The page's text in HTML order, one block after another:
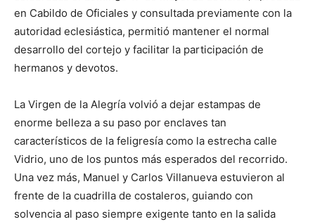
en Cabildo de Oficiales y consultada previamente con la
autoridad eclesiástica, permitió mantener el normal
desarrollo del cortejo y facilitar la participación de
hermanos y devotos.
La Virgen de la Alegría volvió a dejar estampas de
enorme belleza a su paso por enclaves tan
característicos de la feligresía como la estrecha calle
Vidrio, uno de los puntos más esperados del recorrido.
Una vez más, Manuel y Carlos Villanueva estuvieron al
frente de la cuadrilla de costaleros, guiando con
solvencia al paso siempre exigente tanto en la salida